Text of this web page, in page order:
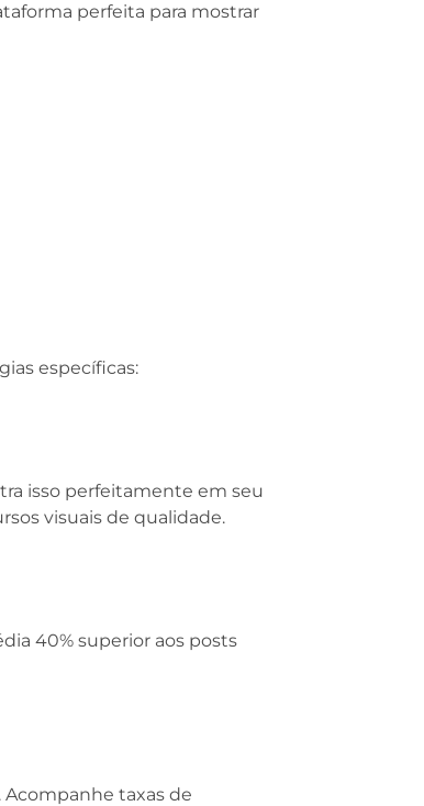
perfeita para mostrar
específicas:
isso perfeitamente em seu
visuais de qualidade.
40% superior aos posts
taxas de